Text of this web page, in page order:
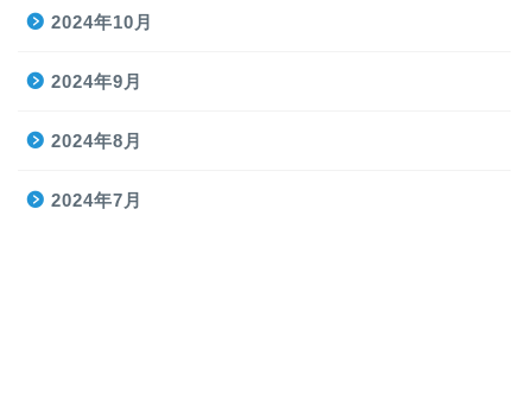
2024年10月
2024年9月
2024年8月
2024年7月